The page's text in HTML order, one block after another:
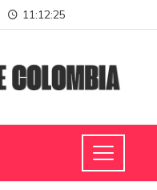
11:12:26